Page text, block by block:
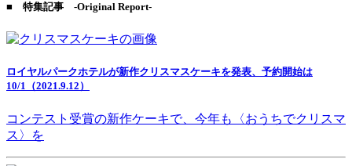
■ 特集記事 -Original Report-
ロイヤルパークホテルが新作クリスマスケーキを発表、予約開始は
10/1（2021.9.12）
コンテスト受賞の新作ケーキで、今年も〈おうちでクリスマ
ス〉を